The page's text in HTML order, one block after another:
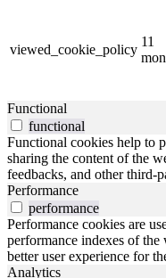
viewed_cookie_policy
11
Functional
functional
Functional cookies help to
sharing the content of the
feedbacks, and other third-
Performance
performance
Performance cookies are
performance indexes of
better user experience for
Analytics